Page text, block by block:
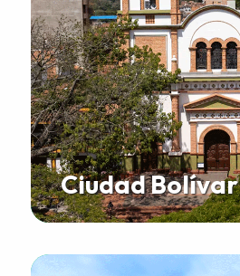
Ciudad Bolívar